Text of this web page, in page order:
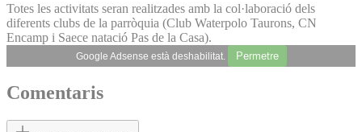
Totes les activitats seran realitzades amb la col·laboració dels
diferents clubs de la parròquia (Club Waterpolo Taurons, CN
Encamp i Saece natació Pas de la Casa).
Google Adsense està deshabilitat. Permetre
Comentaris